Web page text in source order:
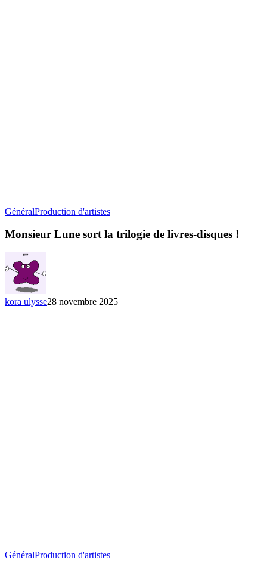
GénéralProduction d'artistesMonsieur
sort
!
Monsieur Lune sort la trilogie de livres-disques !
kora ulysse28 novembre 2025
GénéralProduction d'artistesKery